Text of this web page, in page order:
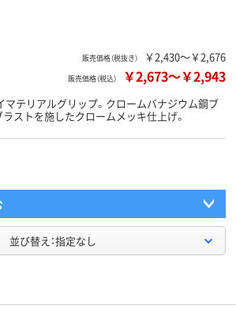
販売価格（税抜き） ￥2,430～￥2,676
販売価格（税込） ￥2,673～￥2,943
マテリアルグリップ。クロームバナジウム鋼ブ
ストを施したクロームメッキ仕上げ。
並び替え：指定なし